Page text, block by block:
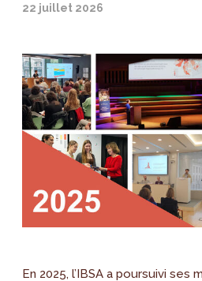
22 juillet 2026
En 2025, l’IBSA a poursuivi ses